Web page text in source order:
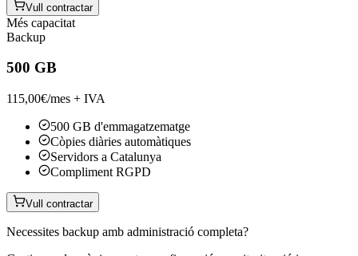
Vull contractar
Més capacitat
Backup
500 GB
115,00€/mes + IVA
500 GB d'emmagatzematge
Còpies diàries automàtiques
Servidors a Catalunya
Compliment RGPD
Vull contractar
Necessites backup amb administració completa?